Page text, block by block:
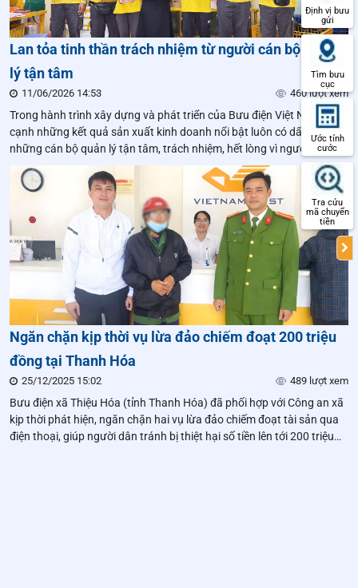
Lan tỏa tinh thần trách nhiệm từ người cán bộ quản
lý tận tâm
11/06/2026 14:53 460 lượt xem
Trong hành trình xây dựng và phát triển của Bưu điện Việt Nam, bên
cạnh những kết quả sản xuất kinh doanh nổi bật luôn có dấu ấn của
những cán bộ quản lý tận tâm, trách nhiệm, hết lòng vì người lao
động và sự phát triển chung của đơn vị. Chị Trần Việt Nga – Phó
Giám đốc Trung tâm Dịch vụ Vận hành 4 (TTDVVH4), Bưu điện
Thành phố Hồ Chí Minh là một trong những tấm gương như vậy.
Ngăn chặn kịp thời vụ lừa đảo chiếm đoạt 200 triệu
đồng tại Thanh Hóa
25/12/2025 15:02 489 lượt xem
Bưu điện xã Thiệu Hóa (tỉnh Thanh Hóa) đã phối hợp với Công an xã
kịp thời phát hiện, ngăn chặn hai vụ lừa đảo chiếm đoạt tài sản qua
điện thoại, giúp người dân tránh bị thiệt hại số tiền lên tới 200 triệu
Định vị bưu
gửi
Tìm bưu
cục
Ước tính
cước
Tra cứu
mã chuyển
tiền